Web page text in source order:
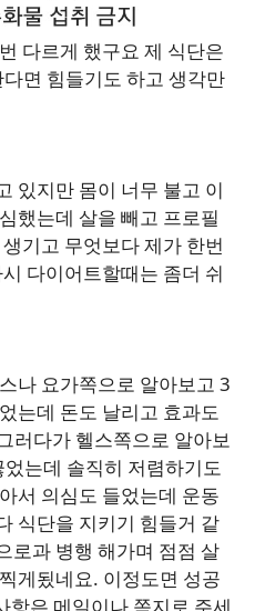
다르게 했구요 제 식단은
면 힘들기도 하고 생각만
있지만 몸이 너무 불고 이
했는데 살을 빼고 프로필
기고 무엇보다 제가 한번
다이어트할때는 좀더 쉬
나 요가쪽으로 알아보고 3
는데 돈도 날리고 효과도
러다가 헬스쪽으로 알아보
는데 솔직히 저렴하기도
서 의심도 들었는데 운동
식단을 지키기 힘들거 같
로과 병행 해가며 점점 살
게됬네요. 이정도면 성공